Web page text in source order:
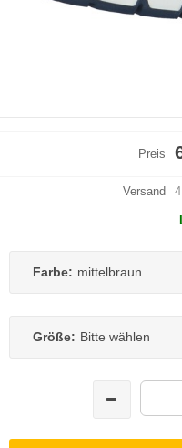
Preis
Versand
Farbe: mittelbraun
Größe: Bitte wählen